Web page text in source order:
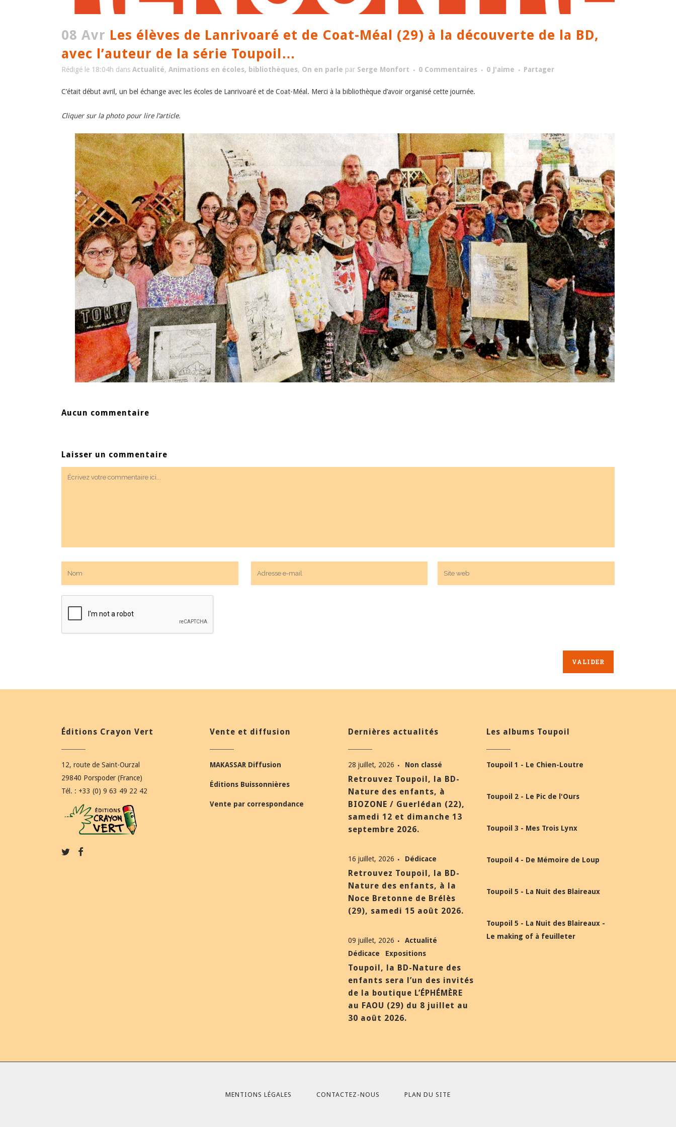
08 Avr Les élèves de Lanrivoaré et de Coat-Méal (29) à la découverte de la BD,
avec l’auteur de la série Toupoil…
Rédigé le 18:04h dans Actualité, Animations en écoles, bibliothèques, On en parle par Serge Monfort 0 Commentaires 0 J'aime Partager
C’était début avril, un bel échange avec les écoles de Lanrivoaré et de Coat-Méal. Merci à la bibliothèque d’avoir organisé cette journée.
Cliquer sur la photo pour lire l’article.
Aucun commentaire
Laisser un commentaire
Éditions Crayon Vert
12, route de Saint-Ourzal
29840 Porspoder (France)
Tél. : +33 (0) 9 63 49 22 42
Vente et diffusion
MAKASSAR Diffusion
Éditions Buissonnières
Vente par correspondance
Dernières actualités
28 juillet, 2026 Non classé
Retrouvez Toupoil, la BD-
Nature des enfants, à
BIOZONE / Guerlédan (22),
samedi 12 et dimanche 13
septembre 2026.
16 juillet, 2026 Dédicace
Retrouvez Toupoil, la BD-
Nature des enfants, à la
Noce Bretonne de Brélès
(29), samedi 15 août 2026.
09 juillet, 2026
Actualité
Dédicace
Expositions
Toupoil, la BD-Nature des
enfants sera l’un des invités
de la boutique L’ÉPHÉMÈRE
au FAOU (29) du 8 juillet au
30 août 2026.
Les albums Toupoil
Toupoil 1 - Le Chien-Loutre
Toupoil 2 - Le Pic de l'Ours
Toupoil 3 - Mes Trois Lynx
Toupoil 4 - De Mémoire de Loup
Toupoil 5 - La Nuit des Blaireaux
Toupoil 5 - La Nuit des Blaireaux -
Le making of à feuilleter
MENTIONS LÉGALES CONTACTEZ-NOUS PLAN DU SITE